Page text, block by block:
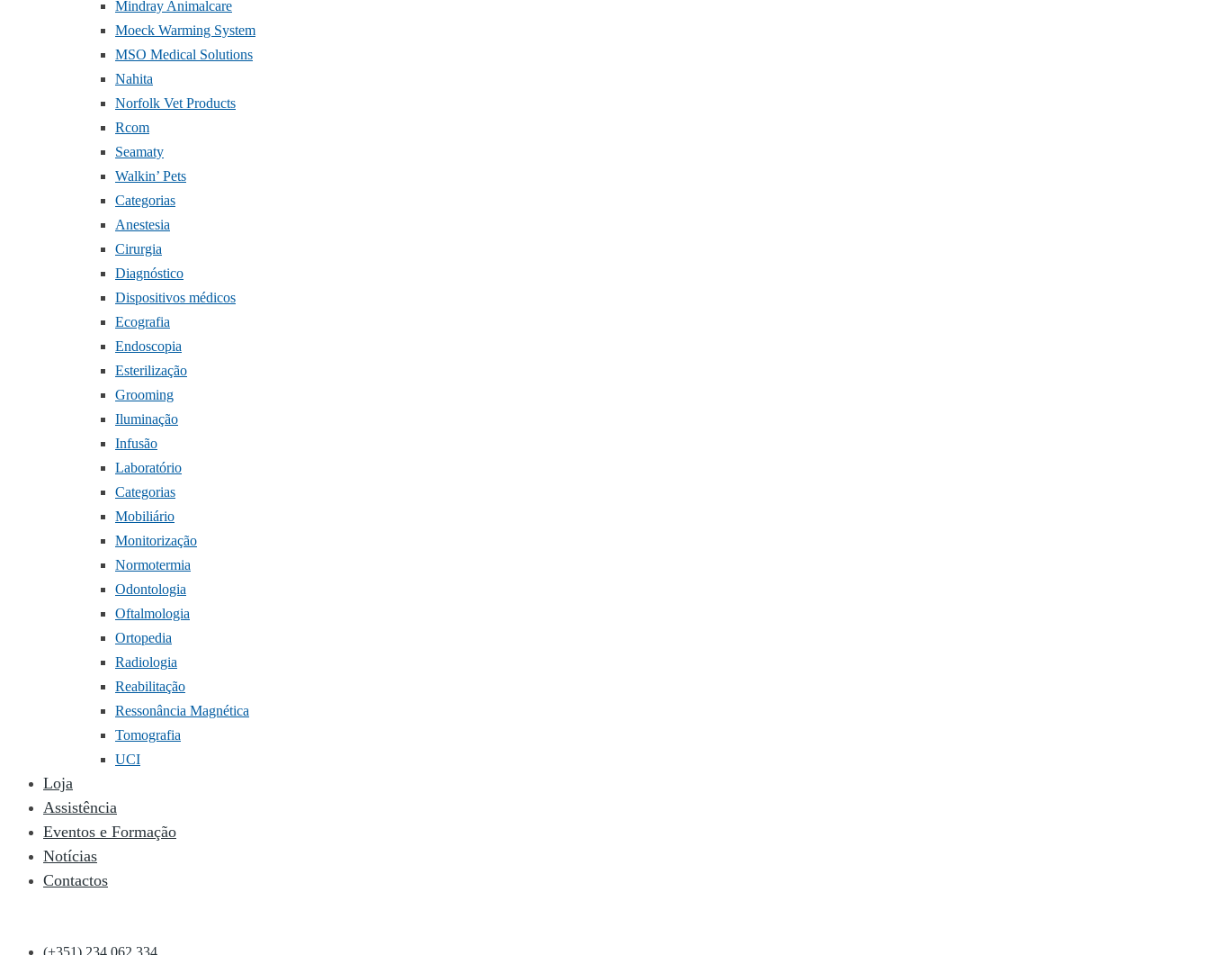
Mindray Animalcare
Moeck Warming System
MSO Medical Solutions
Nahita
Norfolk Vet Products
Rcom
Seamaty
Walkin’ Pets
Categorias
Anestesia
Cirurgia
Diagnóstico
Dispositivos médicos
Ecografia
Endoscopia
Esterilização
Grooming
Iluminação
Infusão
Laboratório
Categorias
Mobiliário
Monitorização
Normotermia
Odontologia
Oftalmologia
Ortopedia
Radiologia
Reabilitação
Ressonância Magnética
Tomografia
UCI
Loja
Assistência
Eventos e Formação
Notícias
Contactos
(+351) 234 062 334